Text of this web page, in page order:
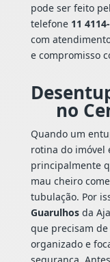
pode ser feito
telefone 11
com
e compromisso
no
Quando um
rotina do imóvel
principalmente
mau cheiro
tubulação. Por
Guarulhosda
que precisam
organizado e
segurança.